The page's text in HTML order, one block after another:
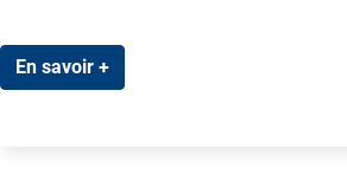
En savoir +